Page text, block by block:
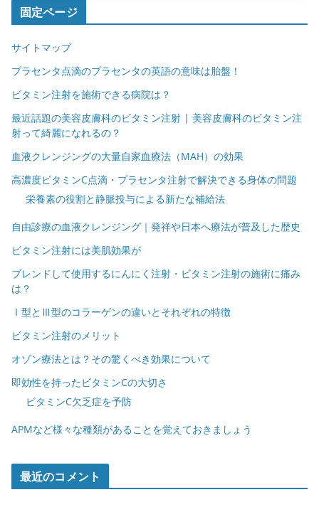
固定ページ
サイトマップ
プラセンタ点滴のプラセンタの英語の意味は胎盤！
ビタミン注射を施術できる病院は？
最近話題の美容皮膚科のビタミン注射 | 美容皮膚科のビタミン注
射って綺麗になれるの？
血液クレンジングの大量自家血療法（MAH）の効果
高濃度ビタミンC点滴・プラセンタ注射で解決できる身体の問題
栄養素の役割と静脈投与による新たな補給法
自由診療の血液クレンジング｜発祥や日本へ療法が普及した歴史
ビタミン注射には美肌効果が
ブレンドして使用するにんにく注射・ビタミン注射の施術に痛み
は？
Ⅰ型とⅢ型のコラーゲンの違いとそれぞれの特徴
ビタミン注射のメリット
オゾン療法とは？その驚くべき効果について
即効性を持ったビタミンCの大切さ
ビタミンC欠乏症を予防
APMなど様々な種類があることを覚えておきましょう
最近のコメント